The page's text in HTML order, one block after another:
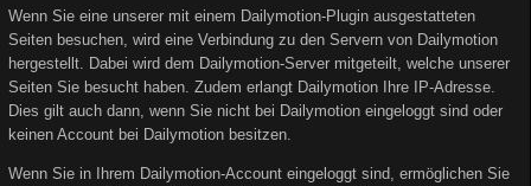
Wenn Sie eine unserer mit einem Dailymotion-Plugin ausgestatteten
Seiten besuchen, wird eine Verbindung zu den Servern von Dailymotion
hergestellt. Dabei wird dem Dailymotion-Server mitgeteilt, welche unserer
Seiten Sie besucht haben. Zudem erlangt Dailymotion Ihre IP-Adresse.
Dies gilt auch dann, wenn Sie nicht bei Dailymotion eingeloggt sind oder
keinen Account bei Dailymotion besitzen.
Wenn Sie in Ihrem Dailymotion-Account eingeloggt sind, ermöglichen Sie